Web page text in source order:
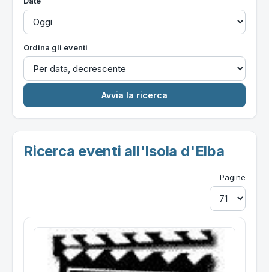
Ordina gli eventi
Ricerca eventi all'Isola d'Elba
Pagine